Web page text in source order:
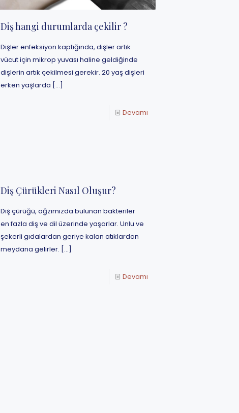
Diş hangi durumlarda çekilir ?
Dişler enfeksiyon kaptığında, dişler artık
vücut için mikrop yuvası haline geldiğinde
dişlerin artık çekilmesi gerekir. 20 yaş dişleri
erken yaşlarda […]
Devamı
Diş Çürükleri Nasıl Oluşur?
Diş çürüğü, ağzımızda bulunan bakteriler
en fazla diş ve dil üzerinde yaşarlar. Unlu ve
şekerli gıdalardan geriye kalan atıklardan
meydana gelirler. […]
Devamı